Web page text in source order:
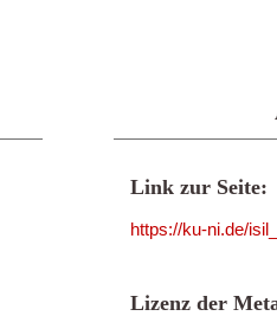
Link zur Seite:
https://ku-ni.de/
Lizenz der